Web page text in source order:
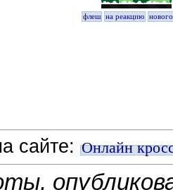
флеш на реакцию
сайте: Онлайн